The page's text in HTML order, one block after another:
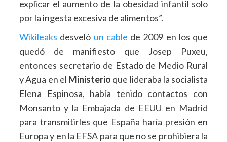
explicar el aumento de la obesidad infantil solo
por la ingesta excesiva de alimentos”.
Wikileaks desveló un cable de 2009 en los que
quedó de manifiesto que Josep Puxeu,
entonces secretario de Estado de Medio Rural
y Agua en el Ministerio que lideraba la socialista
Elena Espinosa, había tenido contactos con
Monsanto y la Embajada de EEUU en Madrid
para transmitirles que España haría presión en
Europa y en la EFSA para que no se prohibiera la